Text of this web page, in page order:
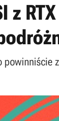
z